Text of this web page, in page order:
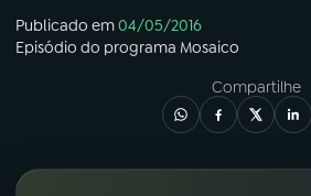
Publicado em04/05/2016
Episódio do programa Mosaico
Compartilhe